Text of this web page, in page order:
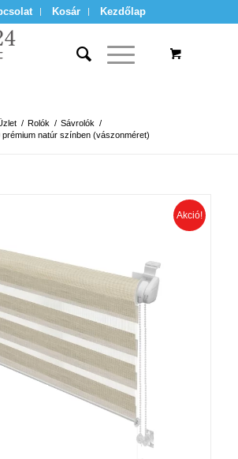
Kosár Kezdőlap
/ Rolók / Sávrolók /
natúr színben (vászonméret)
Akció!